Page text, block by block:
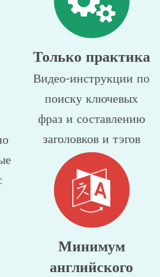
Только практика
Видео-инструкции по
поиску ключевых
фраз и составлению
заголовков и тэгов
Минимум
английского